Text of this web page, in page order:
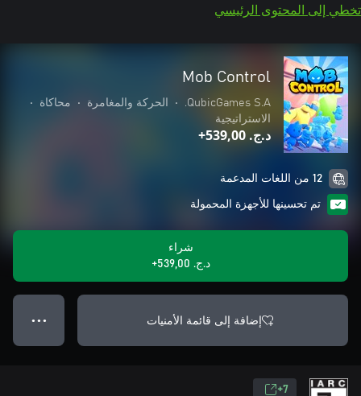
تخطي إلى المحتوى الرئيسي
Mob Control
QubicGames S.A.
• الحركة والمغامرة • محاكاة
•
الاستراتيجية
د.ج.‏ 539,00+
12 من اللغات المدعمة
تم تحسينها للأجهزة المحمولة
شراء
د.ج.‏ 539,00+
إضافة إلى قائمة الأمنيات ● ● ●
7+